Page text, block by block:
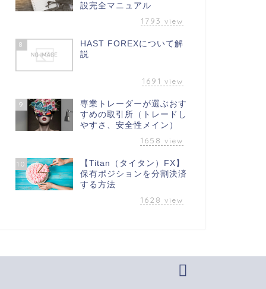
設完全マニュアル
1793 view
8
HAST FOREXについて解
説
1691 view
9
専業トレーダーが選ぶおす
すめの取引所（トレードし
やすさ、安全性メイン）
1658 view
10
【Titan（タイタン）FX】
保有ポジションを分割決済
する方法
1628 view